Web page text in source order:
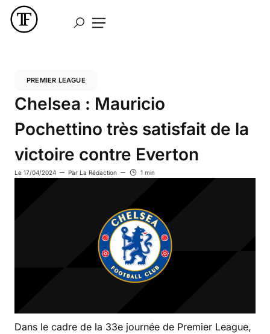
PREMIER LEAGUE
Chelsea : Mauricio
Pochettino très satisfait de la
victoire contre Everton
Le 17/04/2024 Par La Rédaction 1 min
Dans le cadre de la 33e journée de Premier League,